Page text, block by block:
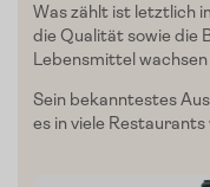
Was zählt ist letztlich
die Qualität sowie die
Lebensmittel
Sein bekanntestes
es in viele